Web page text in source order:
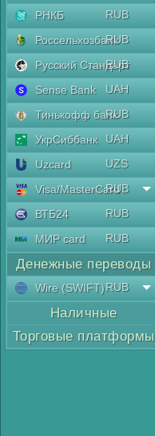
РНКБ
RUB
РоссельхозбанкRUB
Русский Стандарт
RUB
Sense Bank
UAH
Тинькофф банкRUB
УкрСиббанк
UAH
Uzcard
UZS
Visa/MasterCard
RUB
ВТБ24
RUB
МИР card
RUB
Денежные переводы
Wire (SWIFT)RUB
Наличные
Торговые платформы